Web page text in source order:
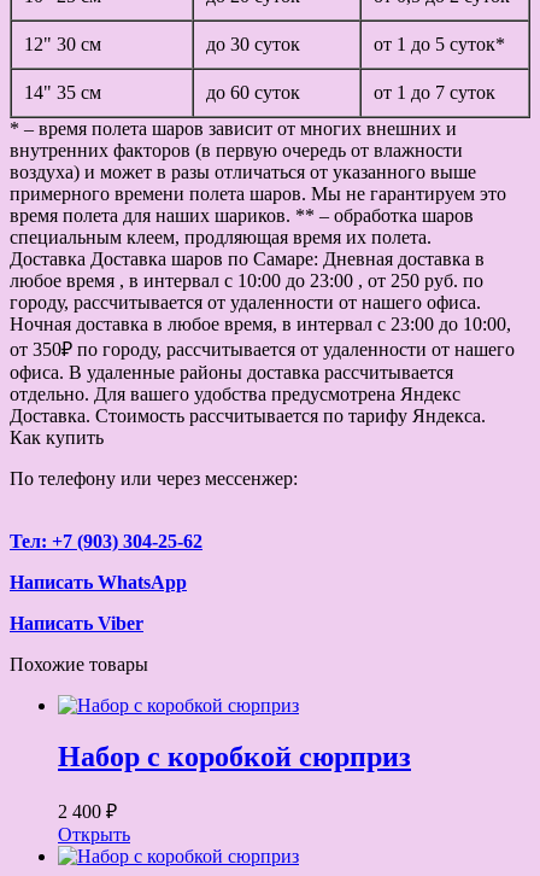
12" 30 см до 30 суток от 1 до 5 суток*
14" 35 см до 60 суток
от 1 до 7 суток
* – время полета шаров зависит от многих внешних и
внутренних факторов (в первую очередь от влажности
воздуха) и может в разы отличаться от указанного выше
примерного времени полета шаров. Мы не гарантируем это
время полета для наших шариков. ** – обработка шаров
специальным клеем, продляющая время их полета.
Доставка Доставка шаров по Самаре: Дневная доставка в
любое время , в интервал с 10:00 до 23:00 , от 250 руб. по
городу, рассчитывается от удаленности от нашего офиса.
Ночная доставка в любое время, в интервал с 23:00 до 10:00,
от 350₽ по городу, рассчитывается от удаленности от нашего
офиса. В удаленные районы доставка рассчитывается
отдельно. Для вашего удобства предусмотрена Яндекс
Доставка. Стоимость рассчитывается по тарифу Яндекса.
Как купить
По телефону или через мессенжер:
Тел: +7 (903) 304-25-62
Написать WhatsApp
Написать Viber
Похожие товары
Набор с коробкой сюрприз
2 400 ₽
Открыть